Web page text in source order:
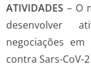
ATIVIDADES– O
desenvolver
negociações
contra Sars-CoV-